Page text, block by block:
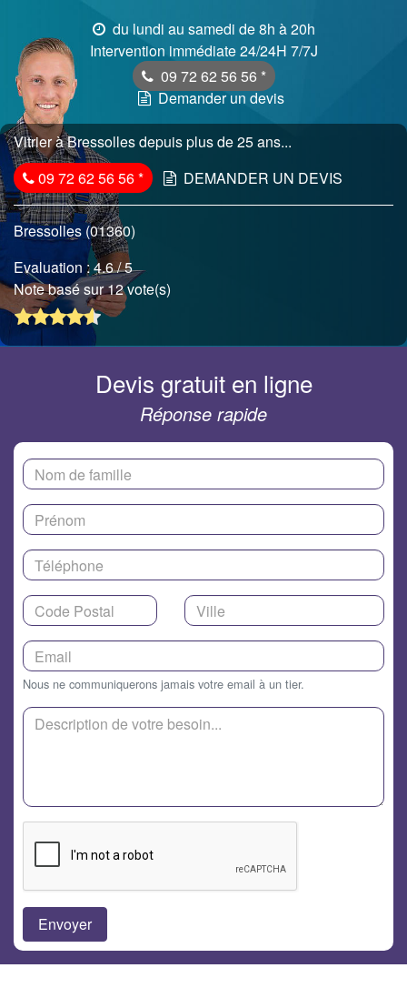
du lundi au samedi de 8h à 20h
Intervention immédiate 24/24H 7/7J
09 72 62 56 56 *
Demander un devis
Vitrier à Bressolles depuis plus de 25 ans...
09 72 62 56 56* DEMANDER UN DEVIS
Bressolles (01360)
Evaluation :4.6/ 5
Note basé sur 12 vote(s)
Devis gratuit en ligne
Réponse rapide
Nous ne communiquerons jamais votre email à un tier.